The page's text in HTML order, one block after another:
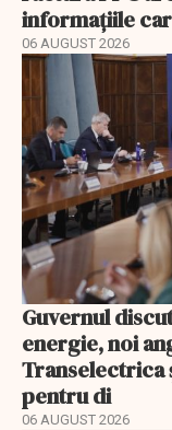
informațiile
06 AUGUST 2026
Guvernul
energie, noi
pentru di
06 AUGUST 2026